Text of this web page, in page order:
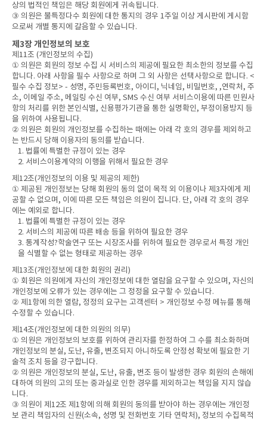
상의 법적인 책임은 해당 회원에게 귀속됩니다.
③ 의원은 불특정다수 회원에 대한 통지의 경우 1주일 이상 게시판에 게시함
으로써 개별 통지에 갈음할 수 있습니다.
제3장 개인정보의 보호
제11조 (개인정보의 수집)
① 의원은 회원의 정보 수집 시 서비스의 제공에 필요한 최소한의 정보를 수집
합니다. 아래 사항을 필수 사항으로 하며 그 외 사항은 선택사항으로 합니다. <
필수 수집 정보> - 성명, 주민등록번호, 아이디, 닉네임, 비밀번호, ,연락처, 주
소, 이메일 주소, 메일링 수신 여부, SMS 수신 여부 서비스이용에 따른 민원사
항의 처리를 위한 본인식별, 신용평가기관을 통한 실명확인, 부정이용방지 등
을 위하여 사용됩니다.
② 의원은 회원의 개인정보를 수집하는 때에는 아래 각 호의 경우를 제외하고
는 반드시 당해 이용자의 동의를 받습니다.
1. 법률에 특별한 규정이 있는 경우
2. 서비스이용계약의 이행을 위해서 필요한 경우
제12조(개인정보의 이용 및 제공의 제한)
① 제공된 개인정보는 당해 회원의 동의 없이 목적 외 이용이나 제3자에게 제
공할 수 없으며, 이에 따른 모든 책임은 의원이 집니다. 단, 아래 각 호의 경우
에는 예외로 합니다.
1. 법률에 특별한 규정이 있는 경우
2. 서비스의 제공에 따른 배송 등을 위하여 필요한 경우
3. 통계작성?학술연구 또는 시장조사를 위하여 필요한 경우로서 특정 개인
을 식별할 수 없는 형태로 제공하는 경우
제13조(개인정보에 대한 회원의 권리)
① 회원은 의원에게 자신의 개인정보에 대한 열람을 요구할 수 있으며, 자신의
개인정보에 오류가 있는 경우에는 그 정정을 요구할 수 있습니다.
② 제1항에 의한 열람, 정정의 요구는 고객센터 > 개인정보 수정 메뉴를 통해
수정할 수 있습니다.
제14조(개인정보에 대한 의원의 의무)
① 의원은 개인정보의 보호를 위하여 관리자를 한정하여 그 수를 최소화하며
개인정보의 분실, 도난, 유출, 변조되지 아니하도록 안정성 확보에 필요한 기
술적 조치 등을 강구합니다.
② 의원은 개인정보의 분실, 도난, 유출, 변조 등이 발생한 경우 회원의 손해에
대하여 의원의 고의 또는 중과실로 인한 경우를 제외하고는 책임을 지지 않습
니다.
③ 의원이 제12조 제1항에 의해 회원의 동의를 받아야 하는 경우에는 개인정
보 관리 책임자의 신원(소속, 성명 및 전화번호 기타 연락처), 정보의 수집목적